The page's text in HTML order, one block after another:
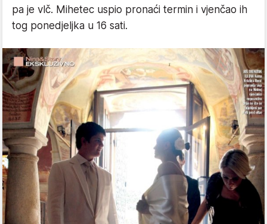
pa je vlč. Mihetec uspio pronaći termin i vjenčao ih
tog ponedjeljka u 16 sati.